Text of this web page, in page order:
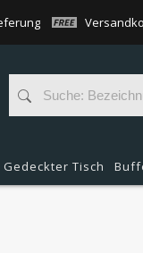
Gedeckter Tisch